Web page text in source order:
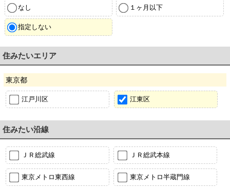
なし １ヶ月以下
指定しない
住みたいエリア
東京都
江戸川区 江東区
住みたい沿線
ＪＲ総武線 ＪＲ総武本線
東京メトロ東西線 東京メトロ半蔵門線